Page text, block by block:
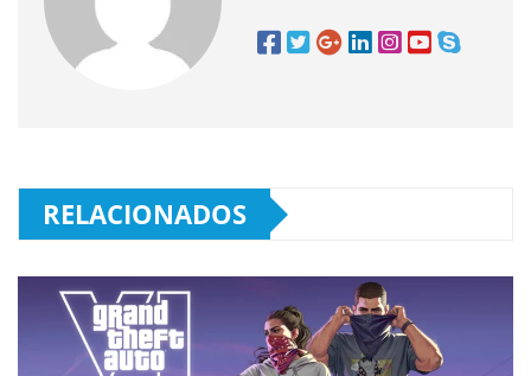
RELACIONADOS